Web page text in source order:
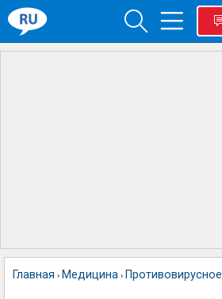
Главная › Медицина › Противовирусное